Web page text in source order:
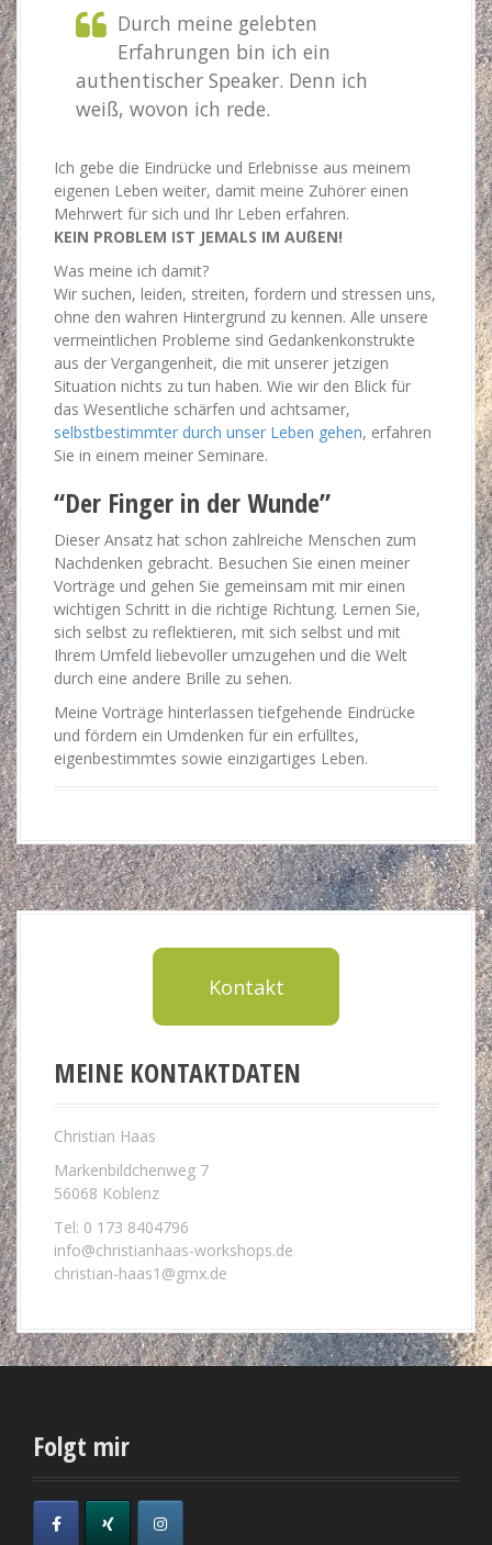
Durch meine gelebten
Erfahrungen bin ich ein
authentischer Speaker. Denn ich
weiß, wovon ich rede.
Ich gebe die Eindrücke und Erlebnisse aus meinem
eigenen Leben weiter, damit meine Zuhörer einen
Mehrwert für sich und Ihr Leben erfahren.
KEIN PROBLEM IST JEMALS IM AUßEN!
Was meine ich damit?
Wir suchen, leiden, streiten, fordern und stressen uns,
ohne den wahren Hintergrund zu kennen. Alle unsere
vermeintlichen Probleme sind Gedankenkonstrukte
aus der Vergangenheit, die mit unserer jetzigen
Situation nichts zu tun haben. Wie wir den Blick für
das Wesentliche schärfen und achtsamer,
selbstbestimmter durch unser Leben gehen, erfahren
Sie in einem meiner Seminare.
“Der Finger in der Wunde”
Dieser Ansatz hat schon zahlreiche Menschen zum
Nachdenken gebracht. Besuchen Sie einen meiner
Vorträge und gehen Sie gemeinsam mit mir einen
wichtigen Schritt in die richtige Richtung. Lernen Sie,
sich selbst zu reflektieren, mit sich selbst und mit
Ihrem Umfeld liebevoller umzugehen und die Welt
durch eine andere Brille zu sehen.
Meine Vorträge hinterlassen tiefgehende Eindrücke
und fördern ein Umdenken für ein erfülltes,
eigenbestimmtes sowie einzigartiges Leben.
Kontakt
MEINE KONTAKTDATEN
Christian Haas
Markenbildchenweg 7
56068 Koblenz
Tel: 0 173 8404796
info@christianhaas-workshops.de
christian-haas1@gmx.de
Folgt mir